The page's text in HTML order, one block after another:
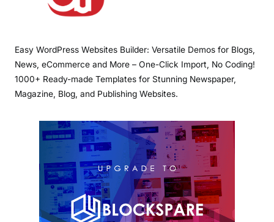
Easy WordPress Websites Builder: Versatile Demos for Blogs,
News, eCommerce and More – One-Click Import, No Coding!
1000+ Ready-made Templates for Stunning Newspaper,
Magazine, Blog, and Publishing Websites.